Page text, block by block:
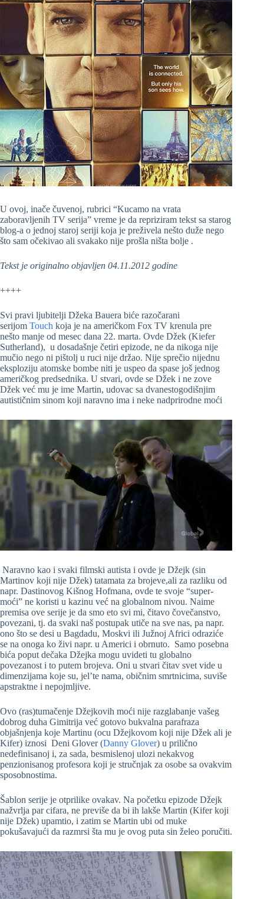
U ovoj, inače čuvenoj, rubrici “Kucamo na vrata
zaboravljenih TV serija” vreme je da repriziram tekst sa starog
blog-a o jednoj staroj seriji koja je preživela nešto duže nego
što sam očekivao ali svakako nije prošla ništa bolje .
Tekst je originalno objavljen 04.11.2012 godine
++++
Svi pravi ljubitelji Džeka Bauera biće razočarani
serijom Touch koja je na američkom Fox TV krenula pre
nešto manje od mesec dana 22. marta. Ovde Džek (Kiefer
Sutherland), u dosadašnje četiri epizode, ne da nikoga nije
mučio nego ni pištolj u ruci nije držao. Nije sprečio nijednu
eksploziju atomske bombe niti je uspeo da spase još jednog
američkog predsednika. U stvari, ovde se Džek i ne zove
Džek već mu je ime Martin, udovac sa dvanestogodišnjim
autističnim sinom koji naravno ima i neke nadprirodne moći
Naravno kao i svaki filmski autista i ovde je Džejk (sin
Martinov koji nije Džek) tatamata za brojeve,ali za razliku od
napr. Dastinovog Kišnog Hofmana, ovde te svoje “super-
moći” ne koristi u kazinu već na globalnom nivou. Naime
premisa ove serije je da smo eto svi mi, čitavo čovečanstvo,
povezani, tj. da svaki naš postupak utiče na sve nas, pa napr.
ono što se desi u Bagdadu, Moskvi ili Južnoj Africi odraziće
se na onoga ko živi napr. u Americi i obrnuto. Samo posebna
bića poput dečaka Džejka mogu uvideti tu globalno
povezanost i to putem brojeva. Oni u stvari čitav svet vide u
dimenzijama koje su, jel’te nama, običnim smrtnicima, suviše
apstraktne i nepojmljive.
Ovo (ras)tumačenje Džejkovih moći nije razglabanje vašeg
dobrog duha Gimitrija već gotovo bukvalna parafraza
objašnjenja koje Martinu (ocu Džejkovom koji nije Džek ali je
Kifer) iznosi Deni Glover (Danny Glover) u prilično
nedefinisanoj i, za sada, besmislenoj ulozi nekakvog
penzionisanog profesora koji je stručnjak za osobe sa ovakvim
sposobnostima.
Šablon serije je otprilike ovakav. Na početku epizode Džejk
nažvrlja par cifara, ne previše da bi ih lakše Martin (Kifer koji
nije Džek) upamtio, i zatim se Martin ubi od muke
pokušavajući da razmrsi šta mu je ovog puta sin želeo poručiti.